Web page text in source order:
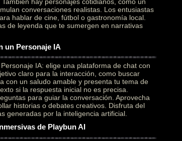
hay personajes cotidianos, como un
conversaciones realistas. Los entusiastas
hablar de cine, fútbol o gastronomía local.
de leyenda que te sumergen en narrativas
un Personaje IA
IA: elige una plataforma de chat con
claro para la interacción, como buscar
con un saludo amable y presenta tu tema de
si la respuesta inicial no es precisa.
para guiar la conversación. Aprovecha
historias o debates creativos. Disfruta del
generadas por la inteligencia artificial.
de Playbun AI